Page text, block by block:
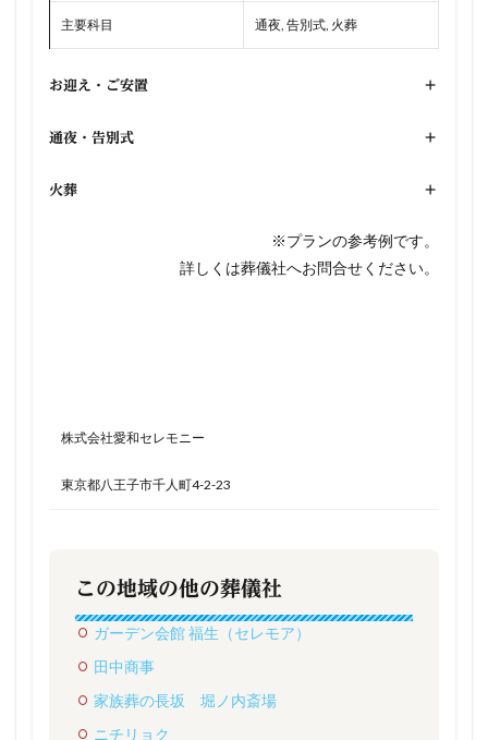
主要科目 通夜, 告別式, 火葬
お迎え・ご安置 +
通夜・告別式 +
火葬 +
※プランの参考例です。
詳しくは葬儀社へお問合せください。
株式会社愛和セレモニー
東京都八王子市千人町4-2-23
この地域の他の葬儀社
ガーデン会館 福生（セレモア）
田中商事
家族葬の長坂 堀ノ内斎場
ニチリョク